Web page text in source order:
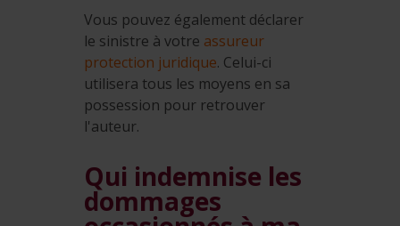
Vous pouvez également déclarer
le sinistre à votre assureur
protection juridique. Celui-ci
utilisera tous les moyens en sa
possession pour retrouver
l'auteur.
Qui indemnise les
dommages